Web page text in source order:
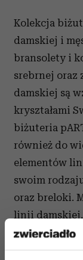
Kolekcja
damskiej i
bransolety i
srebrnej oraz
damskiej są
kryształami
biżuteria
również do
elementów
swoim
oraz breloki.
linii
wyjątkową